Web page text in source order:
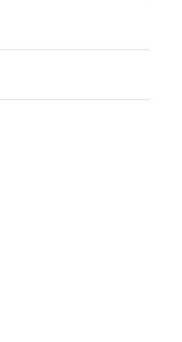
vroče
»Mini bikini«